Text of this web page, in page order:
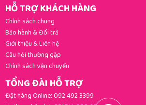
HỖ TRỢ KHÁCH HÀNG
Chính sách chung
Bảo hành & Đổi trả
Giới thiệu & Liên hệ
Câu hỏi thường gặp
Chính sách vận chuyển
TỔNG ĐÀI HỖ TRỢ
Đặt hàng Online:092 492 3399